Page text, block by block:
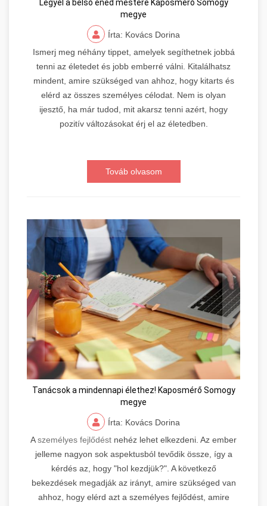
Legyél a belső éned mestere Kaposmérő Somogy
megye
Írta: Kovács Dorina
Ismerj meg néhány tippet, amelyek segíthetnek jobbá
tenni az életedet és jobb emberré válni. Kitalálhatsz
mindent, amire szükséged van ahhoz, hogy kitarts és
elérd az összes személyes célodat. Nem is olyan
ijesztő, ha már tudod, mit akarsz tenni azért, hogy
pozitív változásokat érj el az életedben.
Továb olvasom
Tanácsok a mindennapi élethez! Kaposmérő Somogy
megye
Írta: Kovács Dorina
Aszemélyes fejlődést nehéz lehet elkezdeni. Az ember
jelleme nagyon sok aspektusból tevődik össze, így a
kérdés az, hogy "hol kezdjük?". A következő
bekezdések megadják az irányt, amire szükséged van
ahhoz, hogy elérd azt a személyes fejlődést, amire